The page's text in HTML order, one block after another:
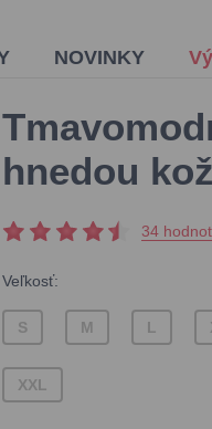
NOVINKY
hnedou
34
Veľkosť:
S M L
XXL